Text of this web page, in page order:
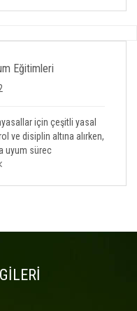
Eğitimleri
için çeşitli yasal
ve disiplin altına alırken,
uyum sürec